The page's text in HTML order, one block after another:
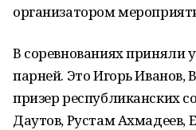
организатором
В соревнованиях приняли
парней. Это Игорь Иванов,
призер республиканских
Даутов, Рустам Ахмадеев,